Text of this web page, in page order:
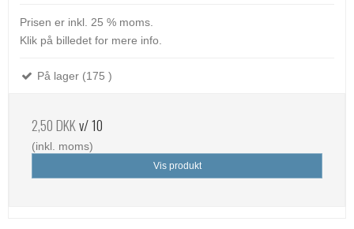
Prisen er inkl. 25 % moms.
Klik på billedet for mere info.
På lager (175 )
2,50 DKKv/ 10
(inkl. moms)
Vis produkt